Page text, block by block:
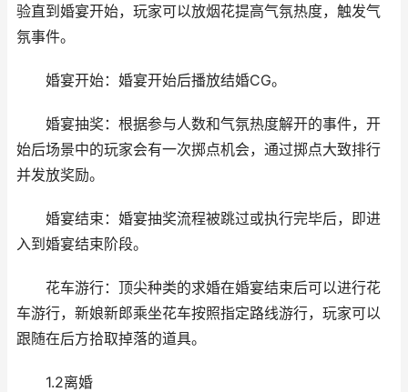
验直到婚宴开始，玩家可以放烟花提高气氛热度，触发气
氛事件。
婚宴开始：婚宴开始后播放结婚CG。
婚宴抽奖：根据参与人数和气氛热度解开的事件，开
始后场景中的玩家会有一次掷点机会，通过掷点大致排行
并发放奖励。
婚宴结束：婚宴抽奖流程被跳过或执行完毕后，即进
入到婚宴结束阶段。
花车游行：顶尖种类的求婚在婚宴结束后可以进行花
车游行，新娘新郎乘坐花车按照指定路线游行，玩家可以
跟随在后方拾取掉落的道具。
1.2离婚